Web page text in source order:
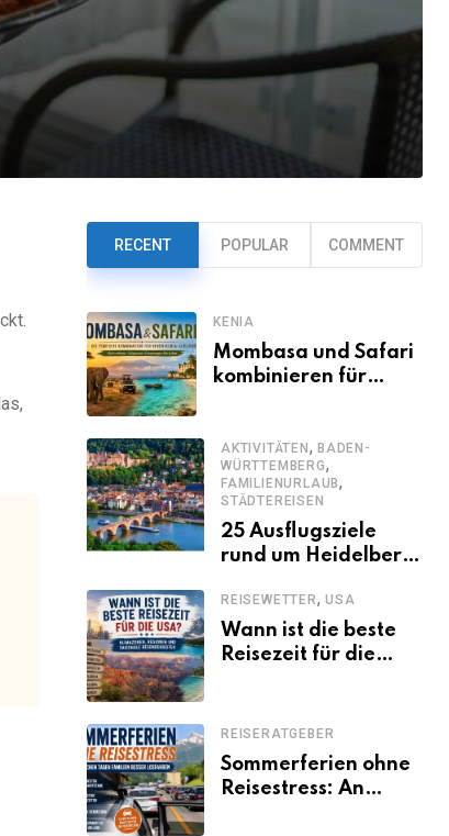
RECENT POPULAR COMMENT
KENIA
Mombasa und Safari
kombinieren für
Kenia-Urlaub
AKTIVITÄTEN , BADEN-
WÜRTTEMBERG,
FAMILIENURLAUB,
STÄDTEREISEN
25 Ausflugsziele
rund um Heidelberg,
sollte
REISEWETTER, USA
Wann ist die beste
Reisezeit für die
saisonale
Besonderheiten
REISERATGEBER
Sommerferien ohne
Reisestress: An